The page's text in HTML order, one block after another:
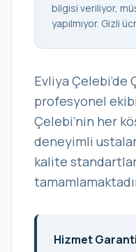
bilgisi veriliyor,
yapılmıyor. Gizli
Evliya
profesyonel
Çelebi’nin her
deneyimli
kalite
Hizmet